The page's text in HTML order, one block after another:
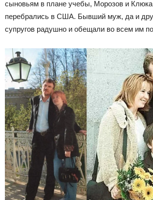
сыновьям в плане учебы, Морозов и Клюка
перебрались в США. Бывший муж, да и
супругов радушно и обещали во всем им